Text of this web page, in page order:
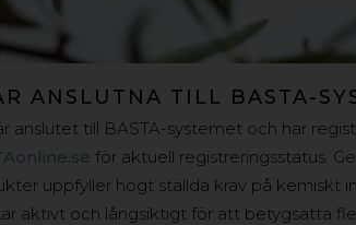
ANSLUTNA TILL BASTA-
anslutet till BASTA-systemet och har
för aktuell registreringsstatus.
uppfyller högt ställda krav på kemiskt
aktivt och långsiktigt för att betygsätta